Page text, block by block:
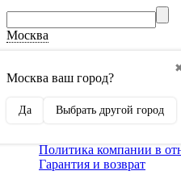
Москва
Москва ваш город?
Да Выбрать другой город
Способы оплаты
Монтаж кондиционеров
Для партнеров
Политика компании в
Гарантия и возврат